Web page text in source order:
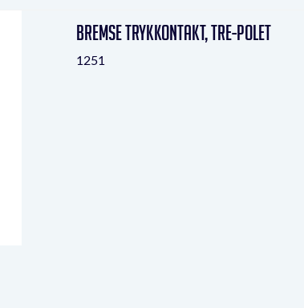
Bremse trykkontakt, tre-polet
1251